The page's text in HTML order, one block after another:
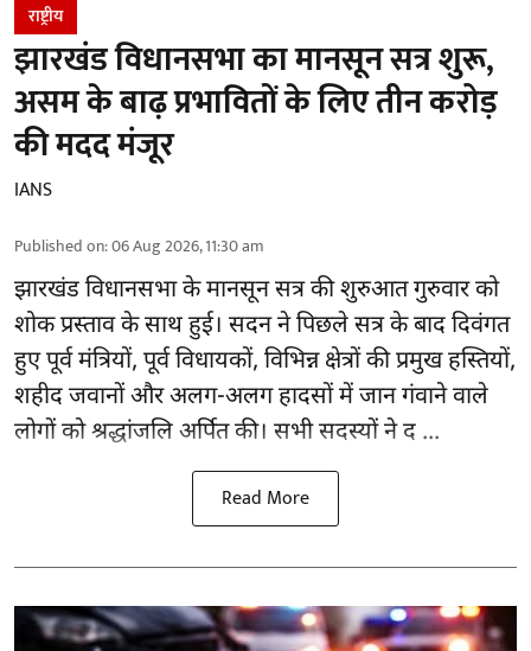
राष्ट्रीय
झारखंड विधानसभा का मानसून सत्र शुरू,
असम के बाढ़ प्रभावितों के लिए तीन करोड़
की मदद मंजूर
IANS
Published on:06 Aug 2026, 11:30 am
झारखंडविधानसभा के मानसून सत्र की शुरुआत गुरुवार को
शोक प्रस्ताव के साथ हुई। सदन ने पिछले सत्र के बाद दिवंगत
हुए पूर्व मंत्रियों, पूर्व विधायकों, विभिन्न क्षेत्रों की प्रमुख हस्तियों,
शहीद जवानों और अलग-अलग हादसों में जान गंवाने वाले
लोगों को श्रद्धांजलि अर्पित की। सभी सदस्यों ने द ...
Read More